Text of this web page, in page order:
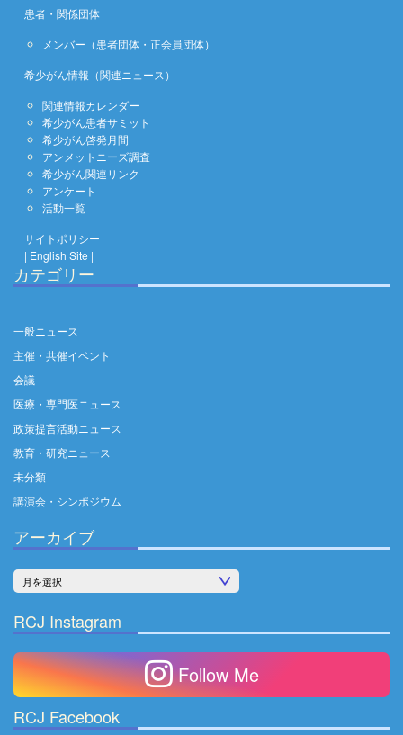
患者・関係団体
メンバー（患者団体・正会員団体）
希少がん情報（関連ニュース）
関連情報カレンダー
希少がん患者サミット
希少がん啓発月間
アンメットニーズ調査
希少がん関連リンク
アンケート
活動一覧
サイトポリシー
| English Site |
カテゴリー
一般ニュース
主催・共催イベント
会議
医療・専門医ニュース
政策提言活動ニュース
教育・研究ニュース
未分類
講演会・シンポジウム
アーカイブ
カ
イ
ブ
RCJ Instagram
Follow Me
RCJ Facebook